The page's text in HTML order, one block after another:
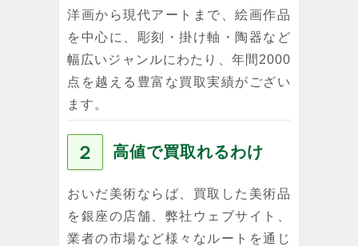
洋画から現代アートまで、絵画作品
を中心に、彫刻・掛け軸・陶器など
幅広いジャンルにわたり、年間2000
点を越える豊富な買取実績がござい
ます。
２ 高値で買取れるわけ
おいだ美術ならば、買取した美術品
を銀座の店舗、弊社ウェブサイト、
業者の市場など様々なルートを通じ